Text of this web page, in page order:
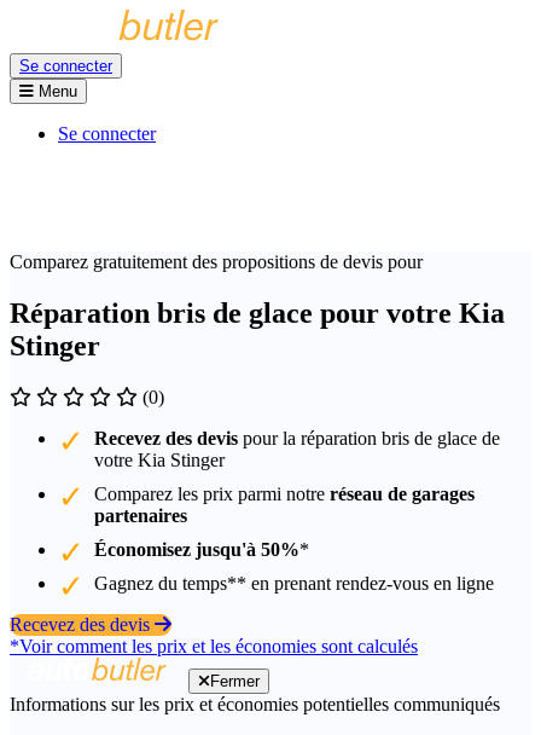
Se connecter
Menu
Se connecter
Comparez gratuitement des propositions de devis pour
Réparation bris de glace pour votre Kia
Stinger
(0)
Recevez des devis pour la réparation bris de glace de
votre Kia Stinger
Comparez les prix parmi notre réseau de garages
partenaires
Économisez jusqu'à 50%*
Gagnez du temps** en prenant rendez-vous en ligne
Recevez des devis
*Voir comment les prix et les économies sont calculés
Fermer
Informations sur les prix et économies potentielles communiqués